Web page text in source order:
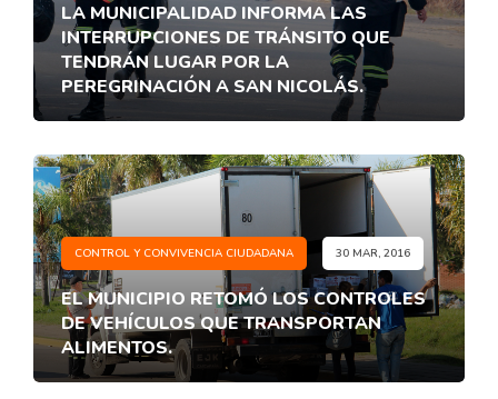
LA MUNICIPALIDAD INFORMA LAS
INTERRUPCIONES DE TRÁNSITO QUE
TENDRÁN LUGAR POR LA
PEREGRINACIÓN A SAN NICOLÁS.
CONTROL Y CONVIVENCIA CIUDADANA 30 MAR, 2016
EL MUNICIPIO RETOMÓ LOS CONTROLES
DE VEHÍCULOS QUE TRANSPORTAN
ALIMENTOS.